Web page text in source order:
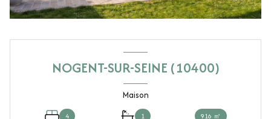
NOGENT-SUR-SEINE (10400)
Maison
4 1 916 ㎡